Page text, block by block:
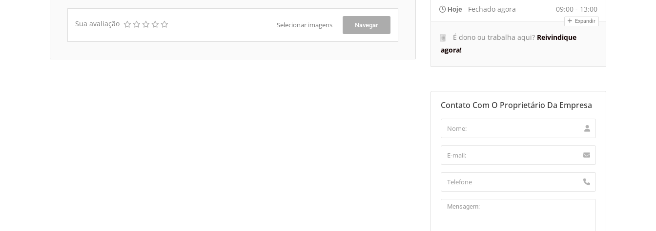
Sua avaliação Selecionar imagens Navegar
Hoje Fechado agora 09:00 - 13:00
Expandir
É dono ou trabalha aqui? Reivindique
agora!
Contato Com O Proprietário Da Empresa